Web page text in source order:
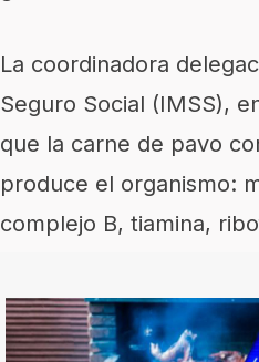
La coordinadora
Seguro Social (IMSS),
que la carne de pavo
produce el organismo:
complejo B, tiamina,